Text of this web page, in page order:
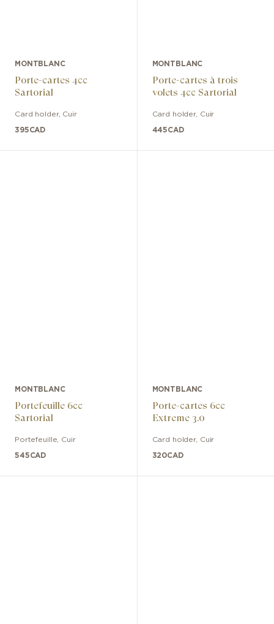
MONTBLANC
Porte-cartes 4cc
Sartorial
Card holder, Cuir
395CAD
MONTBLANC
Porte-cartes à trois
volets 4cc Sartorial
Card holder, Cuir
445CAD
MONTBLANC
Portefeuille 6cc
Sartorial
Portefeuille Cuir
545CAD
MONTBLANC
Porte-cartes 6cc
Extreme 3.0
Card holder, Cuir
320CAD